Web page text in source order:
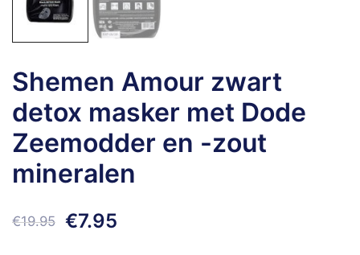
Shemen Amour zwart
detox masker met Dode
Zeemodder en -zout
mineralen
€19.95 Oorspronkelijke
€7.95